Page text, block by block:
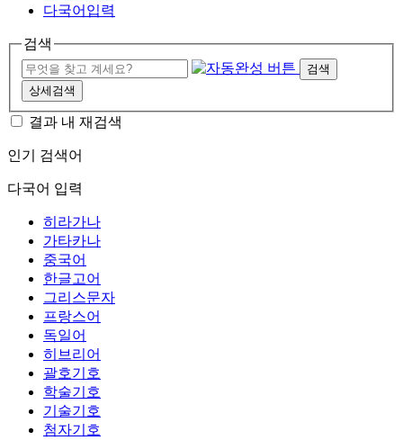
다국어입력
검색
검색
상세검색
결과 내 재검색
인기 검색어
다국어 입력
히라가나
가타카나
중국어
한글고어
그리스문자
프랑스어
독일어
히브리어
괄호기호
학술기호
기술기호
첨자기호